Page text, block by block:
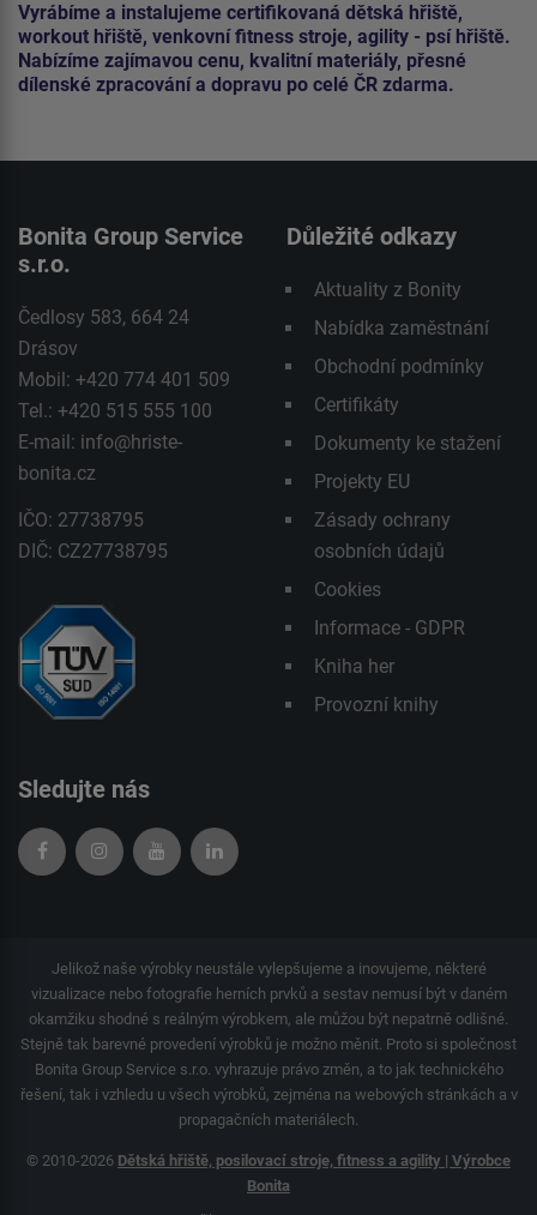
Vyrábíme a instalujeme certifikovaná dětská hřiště,
workout hřiště, venkovní fitness stroje, agility - psí hřiště.
Nabízíme zajímavou cenu, kvalitní materiály, přesné
dílenské zpracování a dopravu po celé ČR zdarma.
Bonita Group Service
s.r.o.
Čedlosy 583, 664 24
Drásov
Mobil: +420 774 401 509
Tel.: +420 515 555 100
E-mail: info@hriste-
bonita.cz
IČO: 27738795
DIČ: CZ27738795
Důležité odkazy
Aktuality z Bonity
Nabídka zaměstnání
Obchodní podmínky
Certifikáty
Dokumenty ke stažení
Projekty EU
Zásady ochrany
osobních údajů
Cookies
Informace - GDPR
Kniha her
Provozní knihy
Sledujte nás
Jelikož naše výrobky neustále vylepšujeme a inovujeme, některé
vizualizace nebo fotografie herních prvků a sestav nemusí být v daném
okamžiku shodné s reálným výrobkem, ale můžou být nepatrně odlišné.
Stejně tak barevné provedení výrobků je možno měnit. Proto si společnost
Bonita Group Service s.r.o. vyhrazuje právo změn, a to jak technického
řešení, tak i vzhledu u všech výrobků, zejména na webových stránkách a v
propagačních materiálech.
© 2010-2026 Dětská hřiště, posilovací stroje, fitness a agility | Výrobce
Bonita